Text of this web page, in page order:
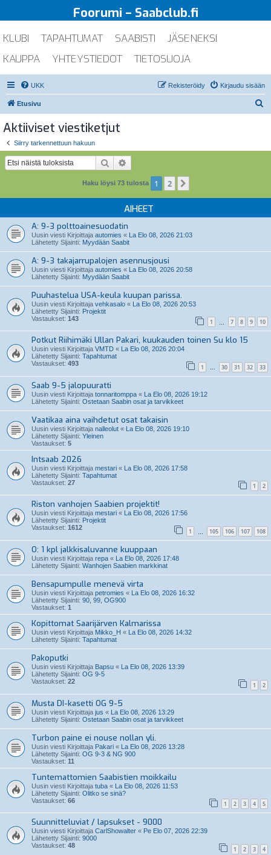
Foorumi – Saabclub.fi
KLUBI TAPAHTUMAT SAABISTI
JÄSENEKSI
KAUPPA
YHTEYSTIEDOT TIETOSUOJA
UKK Kirjaudu sisään
Rekisteröidy
Etusivu
Aktiiviset viestiketjut
Siirry tarkennettuun hakuun
Etsi
Haku löysi 73 tulosta 1 2
AIHEET
A: 9-3 polttoainesuodatin
Uusin viesti Kirjoittaja automies « La Elo 08, 2026 21:03
Lähetetty Sijainti: Myydään Saabit
A: 9-3 takajarrupalojen asennusjousi
Uusin viesti Kirjoittaja automies « La Elo 08, 2026 20:58
Lähetetty Sijainti: Myydään Saabit
Puuhastelua USA-keula kuupan parissa.
Uusin viesti Kirjoittaja vehkasalo « La Elo 08, 2026 20:53
Lähetetty Sijainti: Projektit
Vastaukset: 143 1 7 8 9 10
Potkut Riihimäki Ullan Pakari, kuukauden toinen Su klo 15
Uusin viesti Kirjoittaja VMTD « La Elo 08, 2026 20:04
Lähetetty Sijainti: Tapahtumat
Vastaukset: 493 1 … 30 31 32 33
Saab 9-5 jalopuuratti
Uusin viesti Kirjoittaja tonnaritomppa « La Elo 08, 2026 19:12
Lähetetty Sijainti: Ostetaan Saabin osat ja tarvikkeet
Vaatikaa aina vaihdetut osat takaisin
Uusin viesti Kirjoittaja nalleolut « La Elo 08, 2026 19:10
Lähetetty Sijainti: Yleinen
Vastaukset: 5
Intsaab 2026
Uusin viesti Kirjoittaja mestari « La Elo 08, 2026 17:58
Lähetetty Sijainti: Tapahtumat
Vastaukset: 27 1 2
Riston vanhojen Saabien projektit!
Uusin viesti Kirjoittaja mestari « La Elo 08, 2026 17:56
Lähetetty Sijainti: Projektit
Vastaukset: 1612 1 105 106 107 108
O: 1 kpl jalkkisaluvanne kuuppaan
Uusin viesti Kirjoittaja repa « La Elo 08, 2026 17:48
Lähetetty Sijainti: Wanhojen Saabien markkinat
Bensapumpulle menevä virta
Uusin viesti Kirjoittaja petromies « La Elo 08, 2026 16:32
Lähetetty Sijainti: 90, 99, OG900
Vastaukset: 1
Kopittomat Saarijärven Kalmarissa
Uusin viesti Kirjoittaja Mikko_H « La Elo 08, 2026 14:32
Lähetetty Sijainti: Tapahtumat
Pakoputki
Uusin viesti Kirjoittaja Bapsu « La Elo 08, 2026 13:39
Lähetetty Sijainti: OG 9-5
Vastaukset: 22 1 2
Musta DI-kasetti OG 9-5
Uusin viesti Kirjoittaja jus « La Elo 08, 2026 13:29
Lähetetty Sijainti: Ostetaan Saabin osat ja tarvikkeet
Turbon paine ei nouse nollan yli.
Uusin viesti Kirjoittaja Pakari « La Elo 08, 2026 13:28
Lähetetty Sijainti: OG 9-3 & NG 900
Vastaukset: 11
Tuntemattomien Saabistien moikkailu
Uusin viesti Kirjoittaja tuba « La Elo 08, 2026 11:53
Lähetetty Sijainti: Olitko se sinä?
Vastaukset: 66 1 2 3 4 5
Suunnitteluviat / lapsukset - 9000
Uusin viesti Kirjoittaja CarlShowalter « Pe Elo 07, 2026 22:39
Lähetetty Sijainti: 9000
Vastaukset: 48 1 2 3 4